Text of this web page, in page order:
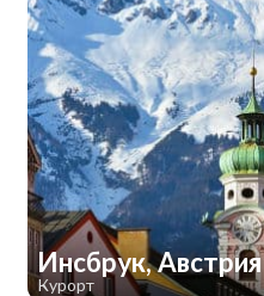
Инсбрук,
Курорт